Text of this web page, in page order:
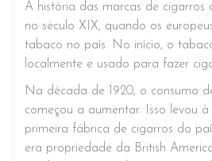
A história das marcas de cigarros
no século XIX, quando os
tabaco no país. No início, o
localmente e usado para fazer
Na década de 1920, o consumo
começou a aumentar. Isso levou
primeira fábrica de cigarros do
era propriedade da British